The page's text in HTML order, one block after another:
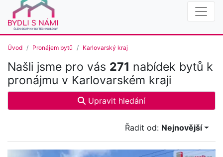
Úvod Pronájem bytů Karlovarský kraj
Našli jsme pro vás 271 nabídek bytů k
pronájmu v Karlovarském kraji
Upravit hledání
Řadit od: Nejnovější